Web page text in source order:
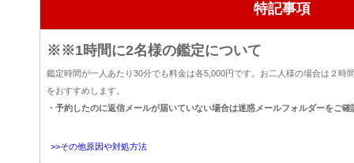
特記事項
※※1時間に2名様の鑑定について
鑑定時間が一人あたり30分でも料金は各5,000円です。お二人様の場合は２時
をおすすめします。
・予約したのに返信メールが届いていない場合は迷惑メールフォルダーをご確
>>その他原因や対処方法